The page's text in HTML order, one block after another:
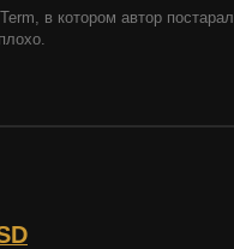
в котором автор